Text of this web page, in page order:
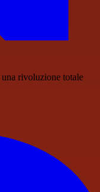
rivoluzione totale